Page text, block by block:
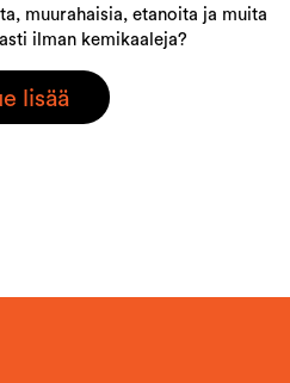
muurahaisia, etanoita ja muita
ilman kemikaaleja?
lisää